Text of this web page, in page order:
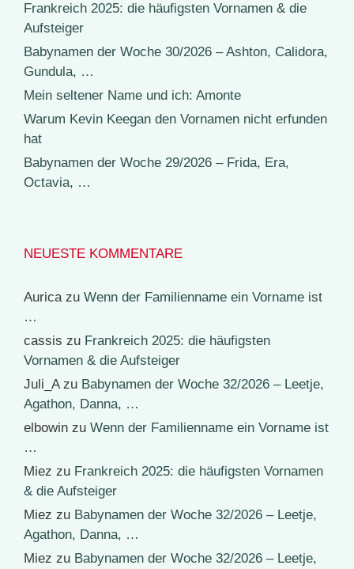
Frankreich 2025: die häufigsten Vornamen & die
Aufsteiger
Babynamen der Woche 30/2026 – Ashton, Calidora,
Gundula, …
Mein seltener Name und ich: Amonte
Warum Kevin Keegan den Vornamen nicht erfunden
hat
Babynamen der Woche 29/2026 – Frida, Era,
Octavia, …
NEUESTE KOMMENTARE
Auricazu Wenn der Familienname ein Vorname ist
…
cassis zu Frankreich 2025: die häufigsten
Vornamen & die Aufsteiger
Juli_Azu Babynamen der Woche 32/2026 – Leetje,
Agathon, Danna, …
elbowin zu Wenn der Familienname ein Vorname ist
…
Miez zu Frankreich 2025: die häufigsten Vornamen
& die Aufsteiger
Miez zu Babynamen der Woche 32/2026 – Leetje,
Agathon, Danna, …
Miez zu Babynamen der Woche 32/2026 – Leetje,